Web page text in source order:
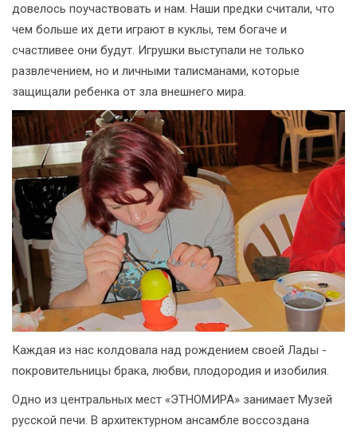
довелось поучаствовать и нам. Наши предки считали, что
чем больше их дети играют в куклы, тем богаче и
счастливее они будут. Игрушки выступали не только
развлечением, но и личными талисманами, которые
защищали ребенка от зла внешнего мира.
Каждая из нас колдовала над рождением своей Лады -
покровительницы брака, любви, плодородия и изобилия.
Одно из центральных мест «ЭТНОМИРА» занимает Музей
русской печи. В архитектурном ансамбле воссоздана